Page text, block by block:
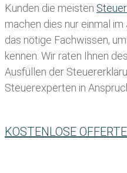
Kunden die meisten
machen dies nur einmal
das nötige Fachwissen,
kennen. Wir raten Ihnen
Ausfüllen der
Steuerexperten in
KOSTENLOSE